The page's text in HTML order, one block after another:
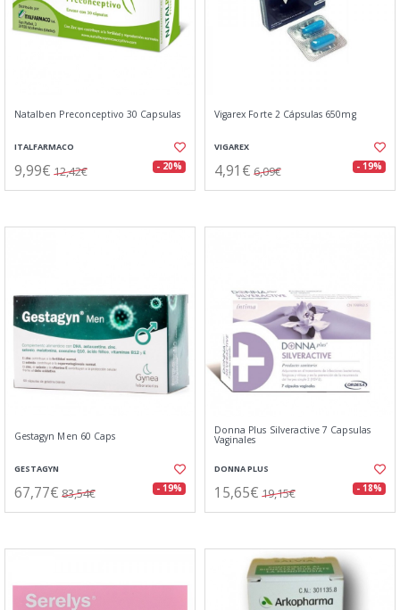
Natalben Preconceptivo 30 Capsulas
ITALFARMACO
9,99€ 12,42€ - 20%
Vigarex Forte 2 Cápsulas 650mg
VIGAREX
4,91€ 6,09€ - 19%
Gestagyn Men 60 Caps
GESTAGYN
67,77€ 83,54€ - 19%
Donna Plus Silveractive 7 Capsulas
Vaginales
DONNA PLUS
15,65€ 19,15€ - 18%